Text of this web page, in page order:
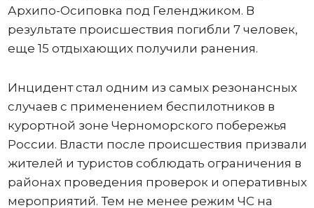
Архипо-Осиповка под Геленджиком. В
результате происшествия погибли 7 человек,
еще 15 отдыхающих получили ранения.
Инцидент стал одним из самых резонансных
случаев с применением беспилотников в
курортной зоне Черноморского побережья
России. Власти после происшествия призвали
жителей и туристов соблюдать ограничения в
районах проведения проверок и оперативных
мероприятий. Тем не менее режим ЧС на